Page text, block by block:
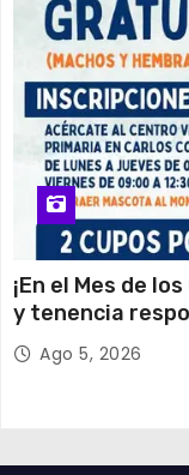
¡En el Mes de
y tenencia
Ago 5, 2026